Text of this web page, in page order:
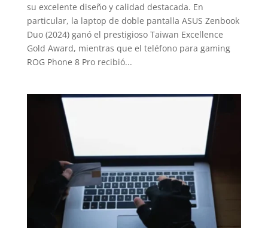
INICIO
PELICULAS
su excelente diseño y calidad destacada. En
particular, la laptop de doble pantalla ASUS Zenbook
Duo (2024) ganó el prestigioso Taiwan Excellence
Gold Award, mientras que el teléfono para gaming
ROG Phone 8 Pro recibió...